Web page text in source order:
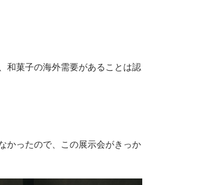
和菓子の海外需要があることは認
かったので、この展示会がきっか